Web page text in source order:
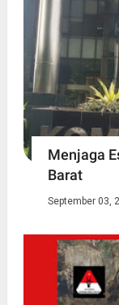
Menjaga
Barat
September 03,